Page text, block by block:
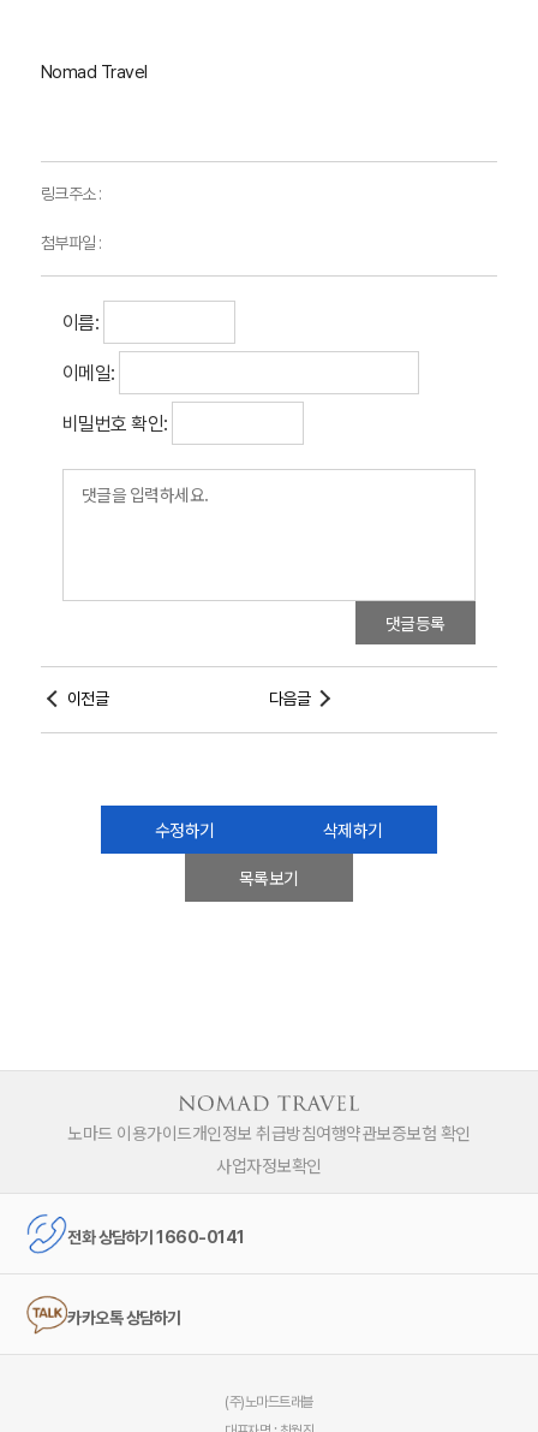
Nomad Travel
링크주소 :
첨부파일 :
이름:
이메일:
비밀번호 확인:
댓글등록
이전글 다음글
수정하기
삭제하기
목록보기
노마드 이용가이드개인정보 취급방침여행약관보증보험 확인
사업자정보확인
전화 상담하기 1660-0141
카카오톡 상담하기
(주)노마드트래블